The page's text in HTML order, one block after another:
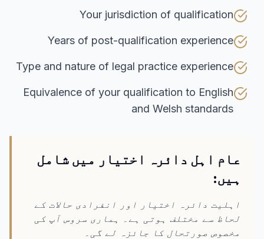
Your jurisdiction of qualification
Years of post-qualification experience
Type and nature of legal practice experience
Equivalence of your qualification to English
and Welsh standards
عام اہل دائرہ اختیار میں شامل
ہیں:
اہلیت دائرہ اختیار اور انفرادی حالات کے
لحاظ سے مختلف ہوتی ہے۔ ہماری سروس آپ کی
مخصوص صورتحال کا جائزہ لے گی۔